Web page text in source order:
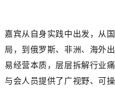
嘉宾从自身实践中出发，从
局，到俄罗斯、非洲、海外
易经营本质，层层拆解行业
与会人员提供了广视野、可